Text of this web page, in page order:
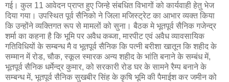
गई। कुल 11 आवेदन प्राप्त हुए जिन्हे संबधित विभागों को कार्यवाही हेतु भेज
दिया गया। उपस्थित पूर्व सैनिको ने जिला मजिस्ट्रेट का आभार व्यक्त किया
कि उन्होंने व्यक्तिगत रूप से मामलों को सुना। बैठक मे भूतपूर्व सैनिक गजेन्द्र
शर्मा का कहना है कि भूमि पर अवैध कब्जा, मारपीट एवं अवैध व्यावसायिक
गतिविधियों के सम्बन्ध मै व भूतपूर्व सैनिक कि पत्नी बरीशा खातून कि शहीद के
सम्मान में रोड, चौक, स्कूल स्मारक अन्य शहीद के भांति बनाने के सम्बंध में,
भूतपूर्व सैनिक धर्मेन्द्र कुमार, को सरकारी रोड घर के सामने रैम्प बनाने के
सम्बन्ध में, भूतपूर्व सैनिक सुखबीर सिंह के कृषि भूमि की पैमाईश कर जमीन को